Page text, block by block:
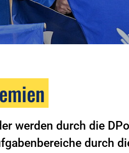
werden durch die
durch